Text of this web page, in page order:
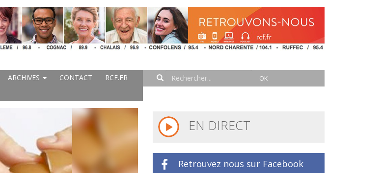
ARCHIVES CONTACT
RCF.FR
EN DIRECT
Retrouvez nous sur Facebook